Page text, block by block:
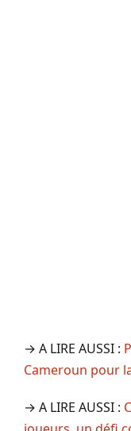
→ A LIRE AUSSI :
Cameroun pour
→ A LIRE AUSSI :